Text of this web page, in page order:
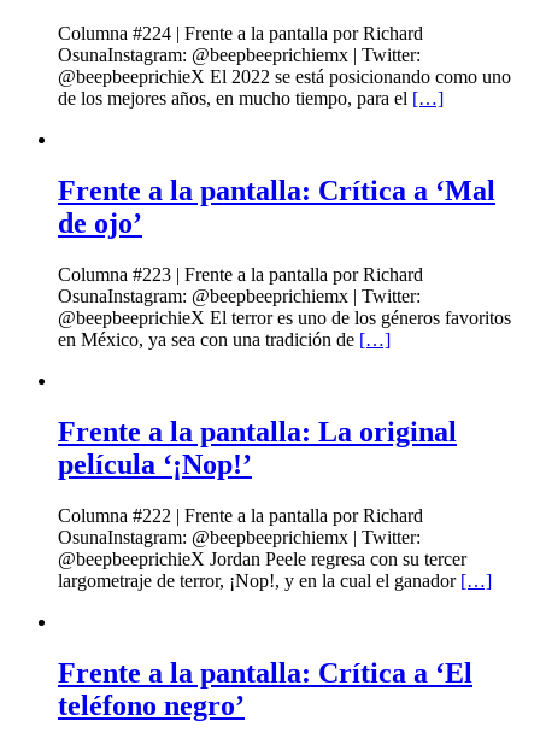
Columna #224 | Frente a la pantalla por Richard
OsunaInstagram: @beepbeeprichiemx | Twitter:
@beepbeeprichieX El 2022 se está posicionando como uno
de los mejores años, en mucho tiempo, para el […]
Frente a la pantalla: Crítica a ‘Mal
de ojo’
Columna #223 | Frente a la pantalla por Richard
OsunaInstagram: @beepbeeprichiemx | Twitter:
@beepbeeprichieX El terror es uno de los géneros favoritos
en México, ya sea con una tradición de […]
Frente a la pantalla: La original
película ‘¡Nop!’
Columna #222 | Frente a la pantalla por Richard
OsunaInstagram: @beepbeeprichiemx | Twitter:
@beepbeeprichieX Jordan Peele regresa con su tercer
largometraje de terror, ¡Nop!, y en la cual el ganador […]
Frente a la pantalla: Crítica a ‘El
teléfono negro’